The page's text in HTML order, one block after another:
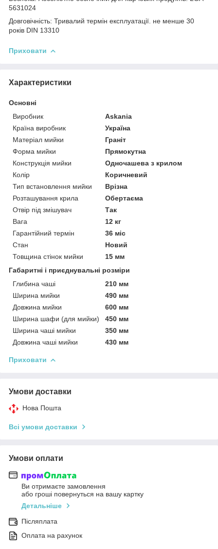
5631024
Довговічність: Тривалий термін експлуатації. не менше 30
років DIN 13310
Приховати
Характеристики
Основні
Виробник
Askania
Країна виробник
Україна
Матеріал мийки
Граніт
Форма мийки
Прямокутна
Конструкція мийки
Одночашева з крилом
Колір
Коричневий
Тип встановлення мийки
Врізна
Розташування крила
Обертаєма
Отвір під змішувач
Так
Вага
12 кг
Гарантійний термін
36 міс
Стан
Новий
Товщина стінок мийки
15 мм
Габаритні і приєднувальні розміри
Глибина чаші
210 мм
Ширина мийки
490 мм
Довжина мийки
600 мм
Ширина шафи (для мийки)
450 мм
Ширина чаші мийки
350 мм
Довжина чаші мийки
430 мм
Приховати
Умови доставки
Нова Пошта
Всі умови доставки
Умови оплати
Ви отримаєте замовлення
або гроші повернуться на вашу картку
Детальніше
Післяплата
Оплата на рахунок